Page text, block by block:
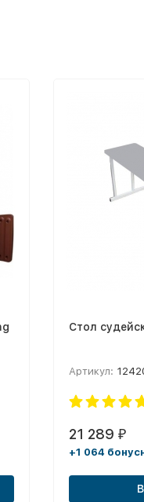
Стол
Артикул:
21 289₽
+1 064